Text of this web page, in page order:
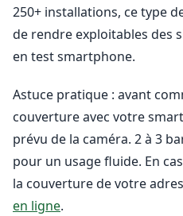
250+ installations, ce type
de rendre exploitables des
en test smartphone.
Astuce pratique : avant
couverture avec votre
prévu de la caméra. 2 à 3
pour un usage fluide. En
la couverture de votre
en ligne.